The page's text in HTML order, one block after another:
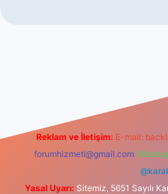
Reklam ve İletişim: E-mail:
forumhizmeti@gmail.com
Yasal Uyarı: Sitemiz, 5651 Sayılı